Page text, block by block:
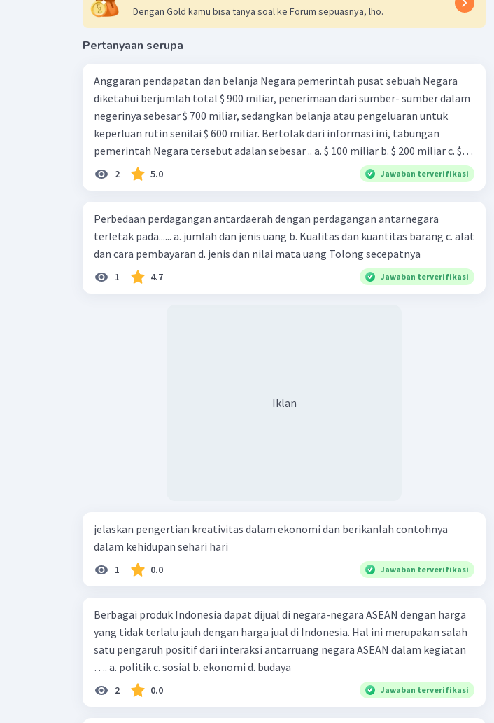
Iklan
Dela A
Jawaban terverifikasi
Jawaban yang tepat untuk soal tersebut adalah opsiA. Menurunnya
akhlak.
Demoralisasi adalah
menurunnya moral/akhlak
seseorang yang tercermin pada perilaku yang bertentangan dengan
Beri Rating·0.0(0) Balas
Dengan Gold kamu bisa tanya soal ke Forum sepuasnya, lho.
Pertanyaan serupa
Anggaran pendapatan dan belanja Negara pemerintah pusat sebuah Negara
diketahui berjumlah total $ 900 miliar, penerimaan dari sumber- sumber dalam
negerinya sebesar $ 700 miliar, sedangkan belanja atau pengeluaran untuk
keperluan rutin senilai $ 600 miliar. Bertolak dari informasi ini, tabungan
pemerintah Negara tersebut adalan sebesar .. a. $ 100 miliar b. $ 200 miliar c. $
300 miliar d. $ 400 miliar e. $ 1.000 miliar
2 5.0 Jawaban terverifikasi
Perbedaan perdagangan antardaerah dengan perdagangan antarnegara
terletak pada...... a. jumlah dan jenis uang b. Kualitas dan kuantitas barang c. alat
dan cara pembayaran d. jenis dan nilai mata uang Tolong secepatnya
1 4.7 Jawaban terverifikasi
Iklan
jelaskan pengertian kreativitas dalam ekonomi dan berikanlah contohnya
dalam kehidupan sehari hari
1 0.0 Jawaban terverifikasi
Berbagai produk Indonesia dapat dijual di negara-negara ASEAN dengan harga
yang tidak terlalu jauh dengan harga jual di Indonesia. Hal ini merupakan salah
satu pengaruh positif dari interaksi antarruang negara ASEAN dalam kegiatan
…. a. politik c. sosial b. ekonomi d. budaya
2 0.0 Jawaban terverifikasi